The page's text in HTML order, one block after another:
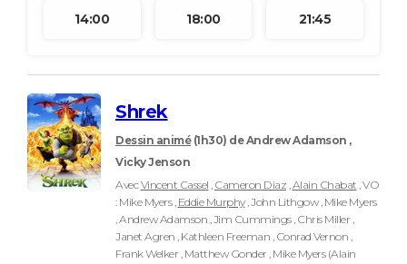
14:00 18:00 21:45
Shrek
Dessin animé (1h30) de Andrew Adamson ,
Vicky Jenson
AvecVincent Cassel , Cameron Diaz ,Alain Chabat , VO
: Mike Myers , Eddie Murphy, John Lithgow , Mike Myers
, Andrew Adamson , Jim Cummings , Chris Miller ,
Janet Agren , Kathleen Freeman , Conrad Vernon ,
Frank Welker , Matthew Gonder , Mike Myers (Alain